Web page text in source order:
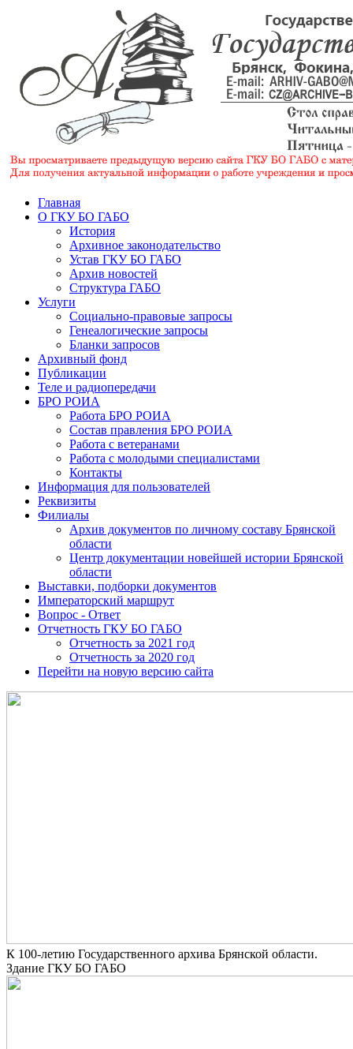
Главная
О ГКУ БО ГАБО
История
Архивное законодательство
Устав ГКУ БО ГАБО
Архив новостей
Структура ГАБО
Услуги
Социально-правовые запросы
Генеалогические запросы
Бланки запросов
Архивный фонд
Публикации
Теле и радиопередачи
БРО РОИА
Работа БРО РОИА
Состав правления БРО РОИА
Работа с ветеранами
Работа с молодыми специалистами
Контакты
Информация для пользователей
Реквизиты
Филиалы
Архив документов по личному составу Брянской
области
Центр документации новейшей истории Брянской
области
Выставки, подборки документов
Императорский маршрут
Вопрос - Ответ
Отчетность ГКУ БО ГАБО
Отчетность за 2021 год
Отчетность за 2020 год
Перейти на новую версию сайта
К 100-летию Государственного архива Брянской области.
Здание ГКУ БО ГАБО